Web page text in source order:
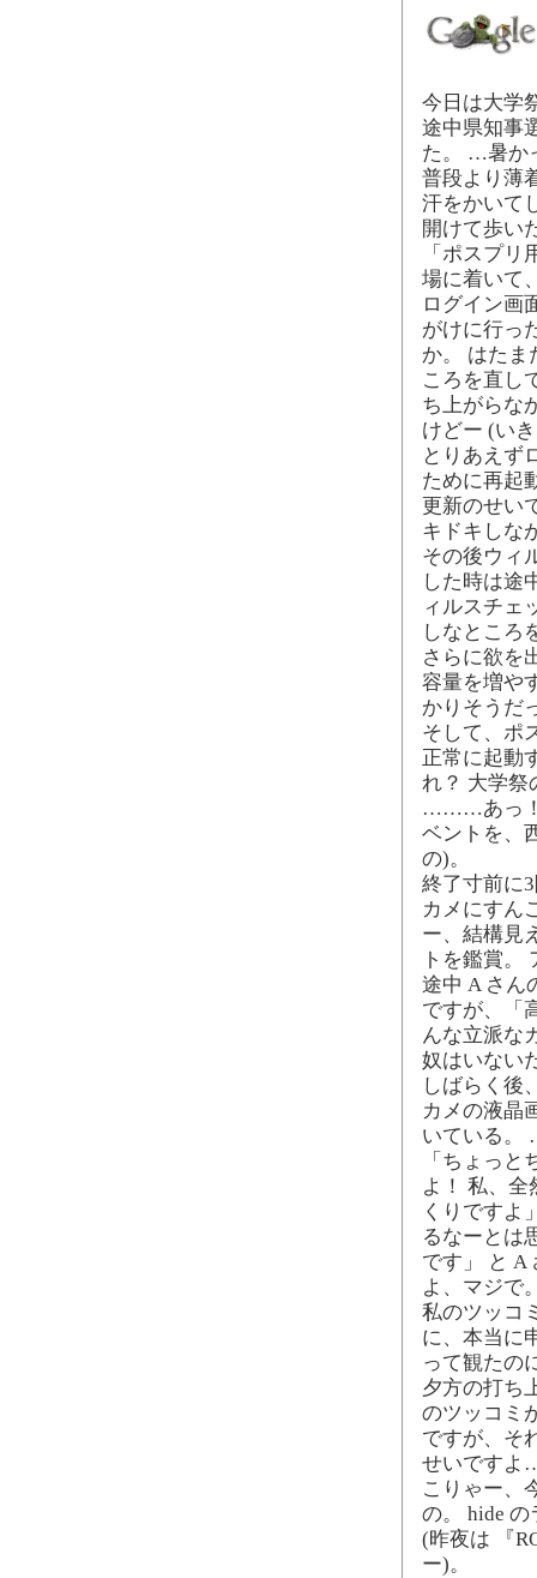
今日は大学
途中県知事
た。 …暑か
普段より薄
汗をかいて
開けて歩い
「ポスプ
場に着いて
ログイン画
がけに行っ
か。 はたま
ころを直し
ち上がらな
けどー (い
とりあえず
ために再起
更新のせい
キドキしな
その後ウィ
した時は途
ィルスチェ
しなところ
さらに欲を
容量を増や
かりそうだ
そして、ポ
正常に起動
れ？ 大学祭
………あっ！
ベントを、
の)。
終了寸前に
カメにすん
ー、結構見
トを鑑賞
途中 A さん
ですが、「
んな立派な
奴はいない
しばらく後
カメの液晶
いている。
「ちょっ
よ！ 私、
くりですよ
るなーとは
です」 と A
よ、マジで
私のツッコ
に、本当に
って観たの
夕方の打ち
のツッコミ
ですが、そ
せいですよ
こりゃー、
の。 hide
(昨夜は 『
ー)。